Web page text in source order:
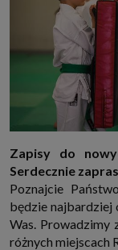
Zapisy do
Serdecznie
Poznajcie
będzie najbardziej
Was. Prowadzimy
różnych miejscach